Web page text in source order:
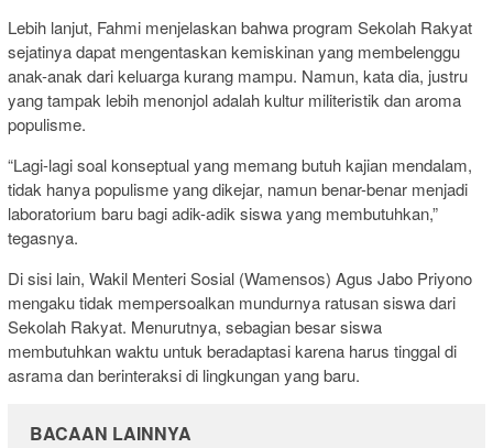
Lebih lanjut, Fahmi menjelaskan bahwa program Sekolah Rakyat
sejatinya dapat mengentaskan kemiskinan yang membelenggu
anak-anak dari keluarga kurang mampu. Namun, kata dia, justru
yang tampak lebih menonjol adalah kultur militeristik dan aroma
populisme.
“Lagi-lagi soal konseptual yang memang butuh kajian mendalam,
tidak hanya populisme yang dikejar, namun benar-benar menjadi
laboratorium baru bagi adik-adik siswa yang membutuhkan,”
tegasnya.
Di sisi lain, Wakil Menteri Sosial (Wamensos) Agus Jabo Priyono
mengaku tidak mempersoalkan mundurnya ratusan siswa dari
Sekolah Rakyat. Menurutnya, sebagian besar siswa
membutuhkan waktu untuk beradaptasi karena harus tinggal di
asrama dan berinteraksi di lingkungan yang baru.
BACAAN LAINNYA